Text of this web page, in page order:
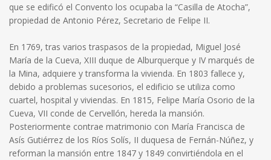
que se edificó el Convento los ocupaba la “Casilla de Atocha”,
propiedad de Antonio Pérez, Secretario de Felipe II.
En 1769, tras varios traspasos de la propiedad, Miguel José
María de la Cueva, XIII duque de Alburquerque y IV marqués de
la Mina, adquiere y transforma la vivienda. En 1803 fallece y,
debido a problemas sucesorios, el edificio se utiliza como
cuartel, hospital y viviendas. En 1815, Felipe María Osorio de la
Cueva, VII conde de Cervellón, hereda la mansión.
Posteriormente contrae matrimonio con María Francisca de
Asís Gutiérrez de los Ríos Solís, II duquesa de Fernán-Núñez, y
reforman la mansión entre 1847 y 1849 convirtiéndola en el